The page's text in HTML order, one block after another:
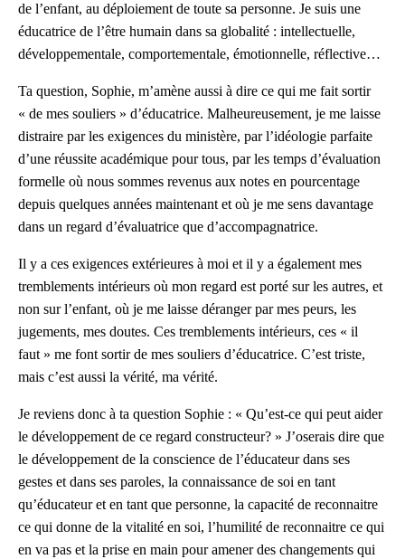
de l’enfant, au déploiement de toute sa personne. Je suis une
éducatrice de l’être humain dans sa globalité : intellectuelle,
développementale, comportementale, émotionnelle, réflective…
Ta question, Sophie, m’amène aussi à dire ce qui me fait sortir
« de mes souliers » d’éducatrice. Malheureusement, je me laisse
distraire par les exigences du ministère, par l’idéologie parfaite
d’une réussite académique pour tous, par les temps d’évaluation
formelle où nous sommes revenus aux notes en pourcentage
depuis quelques années maintenant et où je me sens davantage
dans un regard d’évaluatrice que d’accompagnatrice.
Il y a ces exigences extérieures à moi et il y a également mes
tremblements intérieurs où mon regard est porté sur les autres, et
non sur l’enfant, où je me laisse déranger par mes peurs, les
jugements, mes doutes. Ces tremblements intérieurs, ces « il
faut » me font sortir de mes souliers d’éducatrice. C’est triste,
mais c’est aussi la vérité, ma vérité.
Je reviens donc à ta question Sophie : « Qu’est-ce qui peut aider
le développement de ce regard constructeur? » J’oserais dire que
le développement de la conscience de l’éducateur dans ses
gestes et dans ses paroles, la connaissance de soi en tant
qu’éducateur et en tant que personne, la capacité de reconnaitre
ce qui donne de la vitalité en soi, l’humilité de reconnaitre ce qui
en va pas et la prise en main pour amener des changements qui